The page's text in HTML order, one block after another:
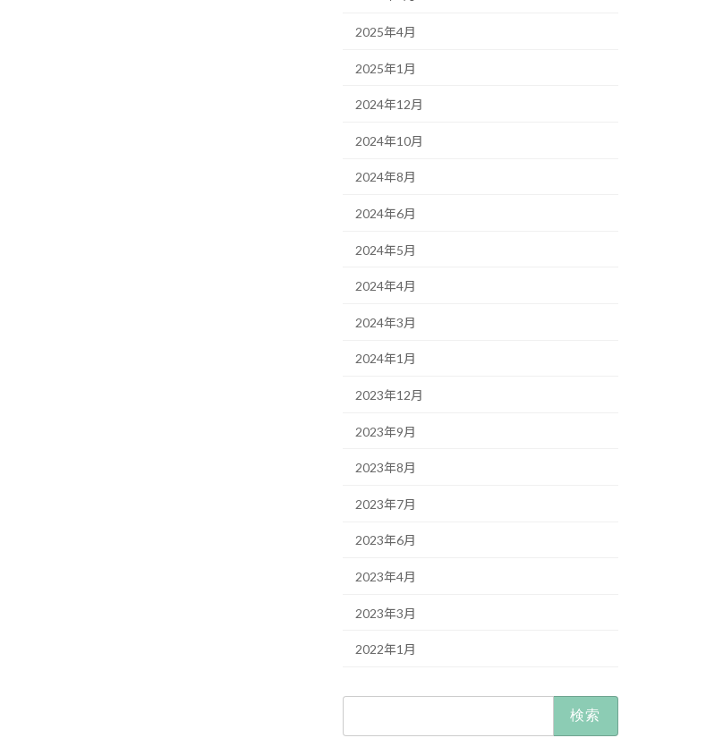
2025年4月
2025年1月
2024年12月
2024年10月
2024年8月
2024年6月
2024年5月
2024年4月
2024年3月
2024年1月
2023年12月
2023年9月
2023年8月
2023年7月
2023年6月
2023年4月
2023年3月
2022年1月